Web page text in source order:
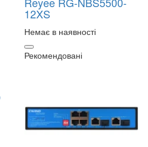
12XS
Немає в наявності
Рекомендовані